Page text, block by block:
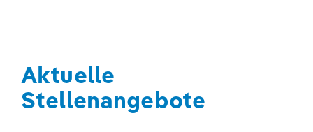
Aktuelle
Stellenangebote